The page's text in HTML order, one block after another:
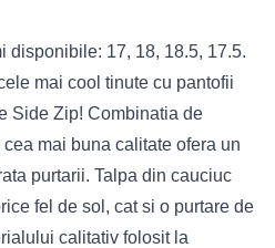
disponibile: 17, 18, 18.5, 17.5.
mai cool tinute cu pantofii
Side Zip! Combinatia de
mai buna calitate ofera un
purtarii. Talpa din cauciuc
fel de sol, cat si o purtare de
calitativ folosit la